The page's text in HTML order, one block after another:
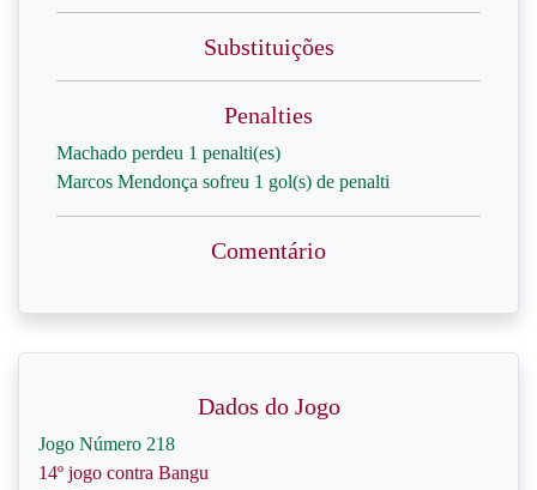
Substituições
Penalties
Machado perdeu 1 penalti(es)
Marcos Mendonça sofreu 1 gol(s) de penalti
Comentário
Dados do Jogo
Jogo Número 218
14º jogo contra Bangu